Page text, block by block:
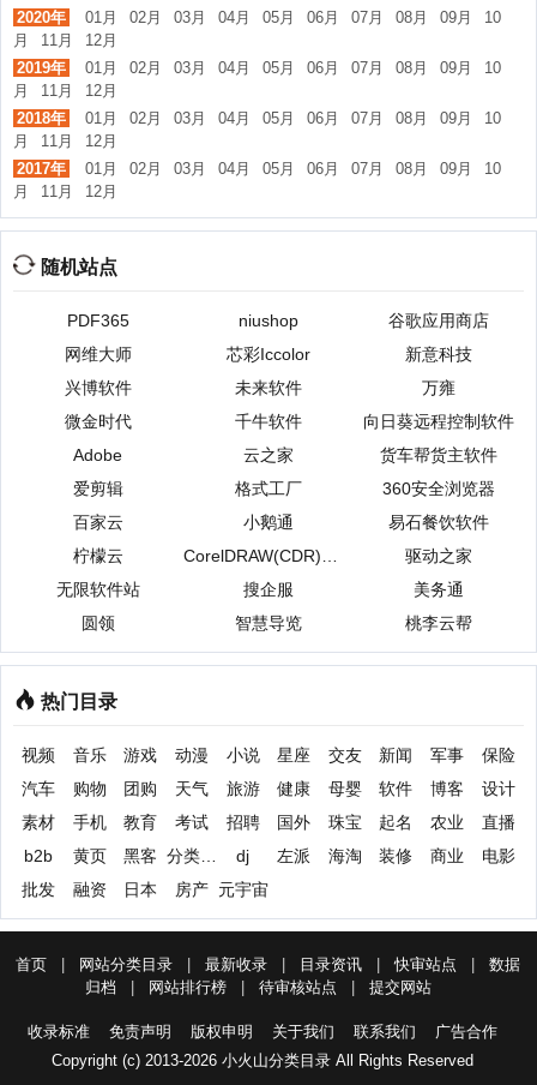
2020年
01月 02月 03月 04月 05月 06月 07月 08月 09月
10
月
11月
12月
2019年
01月 02月 03月 04月 05月 06月 07月 08月 09月
10
月
11月
12月
2018年
01月 02月 03月 04月 05月 06月 07月 08月 09月
10
月
11月
12月
2017年
01月 02月 03月 04月 05月 06月 07月 08月 09月
10
月
11月 12月
随机站点
PDF365 niushop
谷歌应用商店
网维大师
芯彩Iccolor
新意科技
兴博软件
未来软件
万雍
微金时代
千牛软件
向日葵远程控制软件
Adobe
云之家
货车帮货主软件
爱剪辑
格式工厂
360安全浏览器
百家云
小鹅通
易石餐饮软件
柠檬云
驱动之家
无限软件站
搜企服
美务通
圆领
智慧导览 桃李云帮
热门目录
视频 音乐 游戏 动漫 小说 星座 交友 新闻 军事
保险
汽车
购物 团购 天气 旅游 健康 母婴 软件 博客
设计
素材
手机 教育 考试 招聘 国外 珠宝 起名 农业
直播
b2b
黄页 黑客 分类信息 dj 左派 海淘 装修 商业
电影
批发
融资 日本 房产 元宇宙
首页 网站分类目录 最新收录 目录资讯 快审站点
数据
归档
网站排行榜 待审核站点 提交网站
收录标准 免责声明 版权申明 关于我们 联系我们
广告合作
Copyright (c) 2013-2026 小火山分类目录 All Rights Reserved